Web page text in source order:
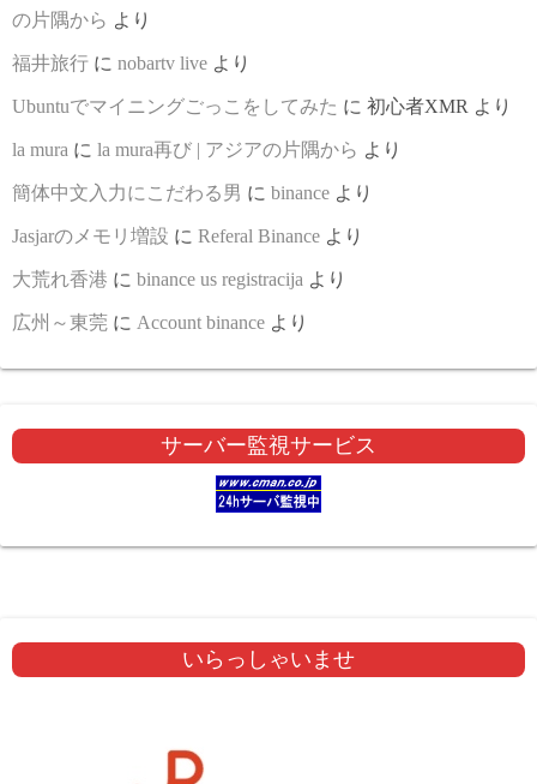
の片隅から より
福井旅行 に nobartv live より
Ubuntuでマイニングごっこをしてみた に 初心者XMR より
la mura に la mura再び | アジアの片隅から より
簡体中文入力にこだわる男 に binance より
Jasjarのメモリ増設 に Referal Binance より
大荒れ香港 に binance us registracija より
広州～東莞 に Account binance より
サーバー監視サービス
いらっしゃいませ